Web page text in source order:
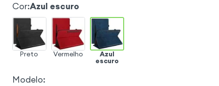
Cor:Azul escuro
Preto Vermelho Azul
escuro
Modelo: